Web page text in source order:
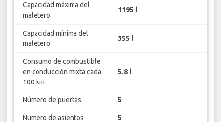
Capacidad máxima del
maletero
1195 l
Capacidad mínima del
maletero
355 l
Consumo de combustible
en conducción mixta cada
100 km
5.8 l
Número de puertas 5
Numero de asientos 5